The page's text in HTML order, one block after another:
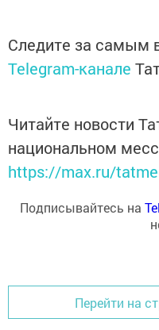
Следите за самым
Telegram-канале
Читайте новости
национальном
https://max.ru/
Подписывайтесь на
Перейти на